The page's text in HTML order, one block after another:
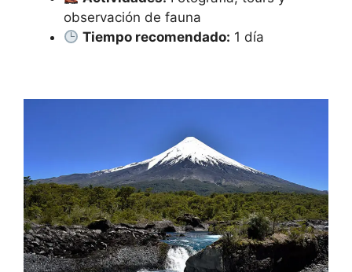
observación de fauna
Tiempo recomendado: 1 día